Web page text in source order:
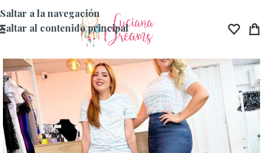
Saltar a la navegación
Saltar al contenido principal